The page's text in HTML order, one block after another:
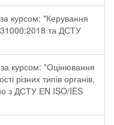
курсом: "Керування
та ДСТУ
курсом: "Оцінювання
різних типів органів,
з ДСТУ ЕN ISO/IES